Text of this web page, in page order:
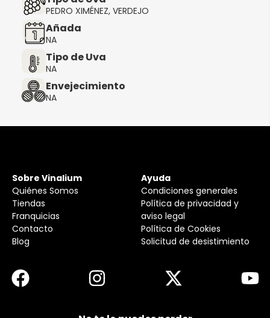
PEDRO XIMÉNEZ, VERDEJO
Añada
NA
Tipo de Uva
NA
Envejecimiento
NA
Sobre Vinalium
Quiénes Somos
Tiendas
Franquicias
Contacto
Blog
Ayuda
Condiciones generales
Política de privacidad y
aviso legal
Política de Cookies
Solicitud de desistimiento